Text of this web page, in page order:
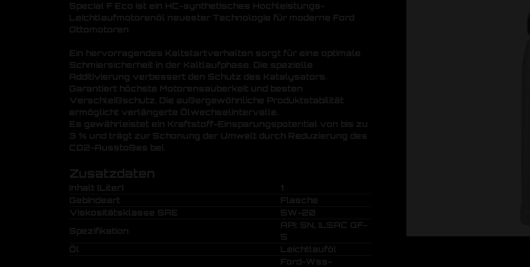
Special F Eco ist ein HC-synthetisches Hochleistungs-
Leichtlaufmotorenöl neuester Technologie für moderne Ford
Ottomotoren
Ein hervorragendes Kaltstartverhalten sorgt für eine optimale
Schmiersicherheit in der Kaltlaufphase. Die spezielle
Additivierung verbessert den Schutz des Katalysators.
Garantiert höchste Motorensauberkeit und besten
Verschleißschutz. Die außergewöhnliche Produktstabilität
ermöglicht verlängerte Ölwechselintervalle.
Es gewährleistet ein Kraftstoff-Einsparungspotential von bis zu
3 % und trägt zur Schonung der Umwelt durch Reduzierung des
CO2-Ausstoßes bei.
Zusatzdaten
Inhalt [Liter]
1
Gebindeart
Flasche
Viskositätsklasse SAE
5W-20
Spezifikation
API: SN, ILSAC GF-
5
Öl
Leichtlauföl
Ford-Wss-